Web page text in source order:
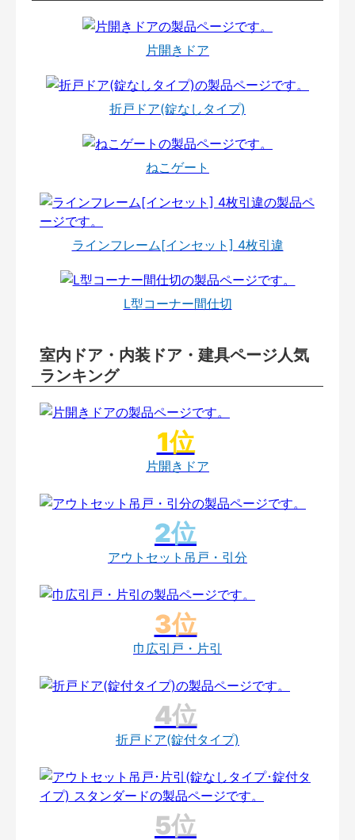
片開きドア
折戸ドア(錠なしタイプ)
ねこゲート
ラインフレーム[インセット] 4枚引違
L型コーナー間仕切
室内ドア・内装ドア・建具ページ人気
ランキング
片開きドア
アウトセット吊戸・引分
巾広引戸・片引
折戸ドア(錠付タイプ)